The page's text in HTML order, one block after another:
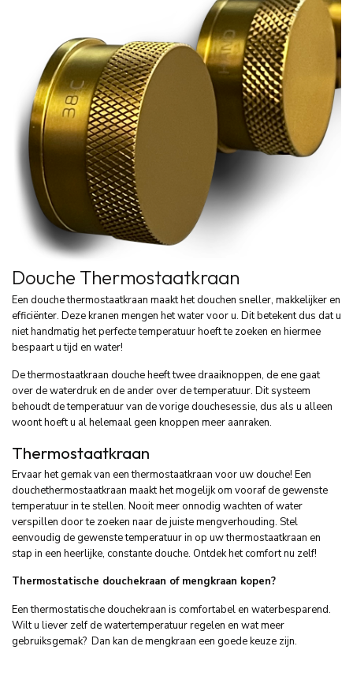
Douche Thermostaatkraan
Een douche thermostaatkraan maakt het douchen sneller, makkelijker en
efficiënter. Deze kranen mengen het water voor u. Dit betekent dus dat u
niet handmatig het perfecte temperatuur hoeft te zoeken en hiermee
bespaart u tijd en water!
De thermostaatkraan douche heeft twee draaiknoppen, de ene gaat
over de waterdruk en de ander over de temperatuur. Dit systeem
behoudt de temperatuur van de vorige douchesessie, dus als u alleen
woont hoeft u al helemaal geen knoppen meer aanraken.
Thermostaatkraan
Ervaar het gemak van een thermostaatkraan voor uw douche! Een
douchethermostaatkraan maakt het mogelijk om vooraf de gewenste
temperatuur in te stellen. Nooit meer onnodig wachten of water
verspillen door te zoeken naar de juiste mengverhouding. Stel
eenvoudig de gewenste temperatuur in op uw thermostaatkraan en
stap in een heerlijke, constante douche. Ontdek het comfort nu zelf!
Thermostatische douchekraan of mengkraan kopen?
Een thermostatische douchekraan is comfortabel en waterbesparend.
Wilt u liever zelf de watertemperatuur regelen en wat meer
gebruiksgemak? Dan kan de mengkraan een goede keuze zijn.